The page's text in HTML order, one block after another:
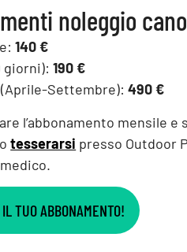
noleggio
140 €
giorni):190 €
Settembre):490 €
l’abbonamento mensile e
tesserarsi presso Outdoor
TUO ABBONAMENTO!